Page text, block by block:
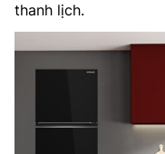
thanh lịch.